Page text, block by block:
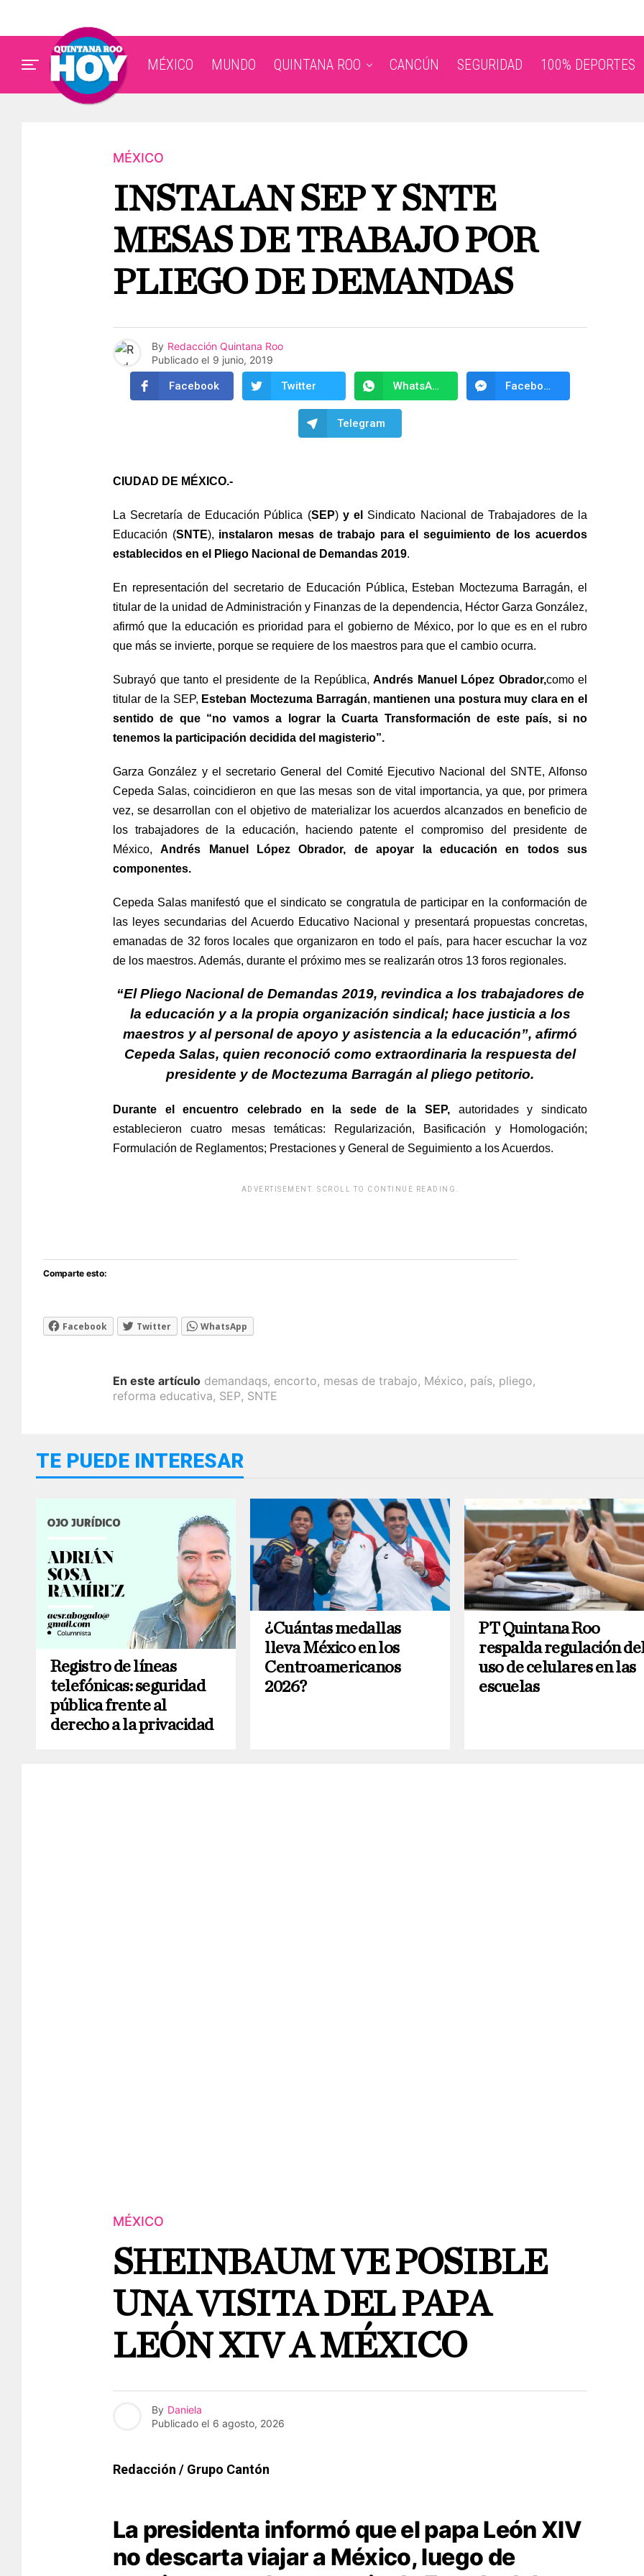
MÉXICO MUNDO QUINTANA ROO CANCÚN SEGURIDAD 100% DEPORTES
MÉXICO
INSTALAN SEP Y SNTE
MESAS DE TRABAJO POR
PLIEGO DE DEMANDAS
By Redacción Quintana Roo
Publicado el 9 junio, 2019
Facebook Twitter WhatsApp Facebook Messenger
Telegram
CIUDAD DE MÉXICO.-
La Secretaría de Educación Pública (SEP) y el
Sindicato Nacional de Trabajadores de la
Educación (SNTE), instalaron mesas de trabajo para el seguimiento de los acuerdos
establecidos en el Pliego Nacional de Demandas 2019.
En representación del secretario de Educación Pública, Esteban Moctezuma Barragán, el
titular de la unidad de Administración y Finanzas de la dependencia, Héctor Garza González,
afirmó que la educación es prioridad para el gobierno de México, por lo que es en el rubro
que más se invierte, porque se requiere de los maestros para que el cambio ocurra.
Subrayó que tanto el presidente de la República, Andrés Manuel López Obrador,como el
titular de la SEP, Esteban Moctezuma Barragán, mantienen una postura muy clara en el
sentido de que “no vamos a lograr la Cuarta Transformación de este país, si no
tenemos la participación decidida del magisterio”.
Garza González y el secretario General del Comité Ejecutivo Nacional del SNTE, Alfonso
Cepeda Salas, coincidieron en que las mesas son de vital importancia, ya que, por primera
vez, se desarrollan con el objetivo de materializar los acuerdos alcanzados en beneficio de
los trabajadores de la educación, haciendo patente el compromiso del presidente de
México, Andrés Manuel López Obrador, de apoyar la educación en todos sus
componentes.
Cepeda Salas manifestó que el sindicato se congratula de participar en la conformación de
las leyes secundarias del Acuerdo Educativo Nacional y presentará propuestas concretas,
emanadas de 32 foros locales que organizaron en todo el país, para hacer escuchar la voz
de los maestros. Además, durante el próximo mes se realizarán otros 13 foros regionales.
“El Pliego Nacional de Demandas 2019, revindica a los trabajadores de
la educación y a la propia organización sindical; hace justicia a los
maestros y al personal de apoyo y asistencia a la educación”, afirmó
Cepeda Salas, quien reconoció como extraordinaria la respuesta del
presidente y de Moctezuma Barragán al pliego petitorio.
Durante el encuentro celebrado en la sede de la SEP, autoridades y sindicato
establecieron cuatro mesas temáticas: Regularización, Basificación y Homologación;
Formulación de Reglamentos; Prestaciones y General de Seguimiento a los Acuerdos.
ADVERTISEMENT. SCROLL TO CONTINUE READING.
Comparte esto:
Facebook Twitter WhatsApp
En este artículo demandaqs, encorto, mesas de trabajo, México, país, pliego,
reforma educativa, SEP, SNTE
TE PUEDE INTERESAR
Registro de líneas
telefónicas: seguridad
pública frente al
derecho a la privacidad
¿Cuántas medallas
lleva México en los
Centroamericanos
2026?
PT Quintana Roo
respalda regulación
uso de celulares en las
escuelas
MÉXICO
SHEINBAUM VE POSIBLE
UNA VISITA DEL PAPA
LEÓN XIV A MÉXICO
By Daniela
Publicado el 6 agosto, 2026
Redacción / Grupo Cantón
La presidenta informó que el papa León XIV
no descarta viajar a México, luego de